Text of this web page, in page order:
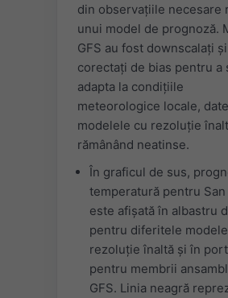
din observațiile necesare
unui model de prognoză.
GFS au fost downscalați și
corectați de bias pentru a
adapta la condițiile
meteorologice locale,
modelele cu rezoluție
rămânând neatinse.
În graficul de sus,
temperatură pentru
este afișată în albastru
pentru diferitele
rezoluție înaltă și în
pentru membrii
GFS. Linia neagră